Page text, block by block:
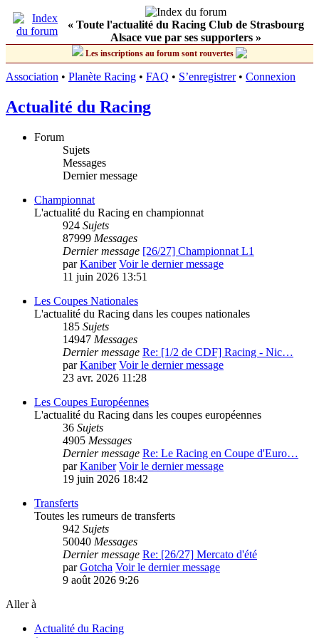
« Toute l'actualité du Racing Club de Strasbourg
Alsace vue par ses supporters »
Les inscriptions au forum sont rouvertes
Association • Planète Racing • FAQ • S’enregistrer• Connexion
Actualité du Racing
Forum
Sujets
Messages
Dernier message
Championnat
L'actualité du Racing en championnat
924 Sujets
87999 Messages
Dernier message [26/27] Championnat L1
parKaniber Voir le dernier message
11 juin 2026 13:51
Les Coupes Nationales
L'actualité du Racing dans les coupes nationales
185 Sujets
14947 Messages
Dernier message Re: [1/2 de CDF] Racing - Nic…
parKaniber Voir le dernier message
23 avr. 2026 11:28
Les Coupes Européennes
L'actualité du Racing dans les coupes européennes
36 Sujets
4905 Messages
Dernier message Re: Le Racing en Coupe d'Euro…
parKaniber Voir le dernier message
19 juin 2026 18:42
Transferts
Toutes les rumeurs de transferts
942 Sujets
50040 Messages
Dernier message Re: [26/27] Mercato d'été
parGotcha Voir le dernier message
9 août 2026 9:26
Aller à
Actualité du Racing